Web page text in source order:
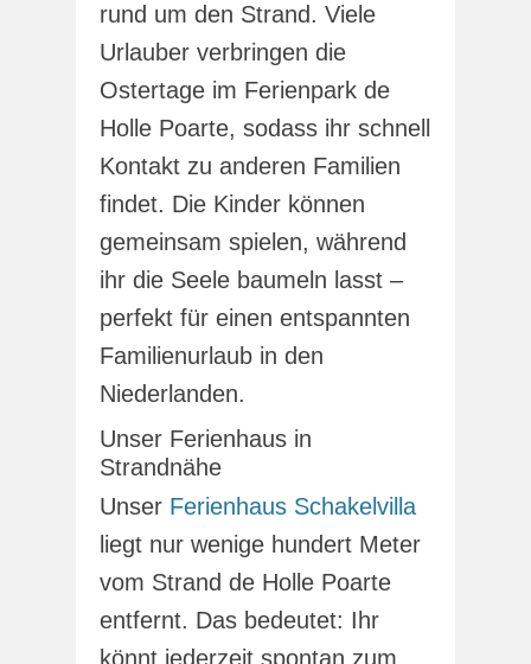
rund um den Strand. Viele
Urlauber verbringen die
Ostertage im Ferienpark de
Holle Poarte, sodass ihr schnell
Kontakt zu anderen Familien
findet. Die Kinder können
gemeinsam spielen, während
ihr die Seele baumeln lasst –
perfekt für einen entspannten
Familienurlaub in den
Niederlanden.
Unser Ferienhaus in
Strandnähe
Unser Ferienhaus Schakelvilla
liegt nur wenige hundert Meter
vom Strand de Holle Poarte
entfernt. Das bedeutet: Ihr
könnt jederzeit spontan zum